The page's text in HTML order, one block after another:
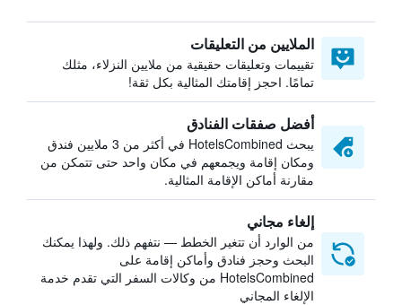
الملايين من التعليقات
تقييمات وتعليقات حقيقية من ملايين النزلاء، مثلك
تمامًا. احجز إقامتك المثالية بكل ثقة!
أفضل صفقات الفنادق
يبحث HotelsCombined في أكثر من 3 ملايين فندق
ومكان إقامة ويجمعهم في مكان واحد حتى تتمكن من
مقارنة أماكن الإقامة المثالية.
إلغاء مجاني
من الوارد أن تتغير الخطط — نتفهم ذلك. ولهذا يمكنك
البحث وحجز فنادق وأماكن إقامة على
HotelsCombined من وكالات السفر التي تقدم خدمة
الإلغاء المجاني